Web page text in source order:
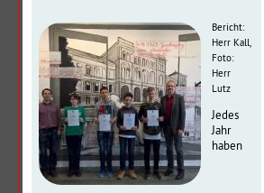
Bericht:
Herr Kall,
Foto:
Herr
Lutz
Jedes
Jahr
haben